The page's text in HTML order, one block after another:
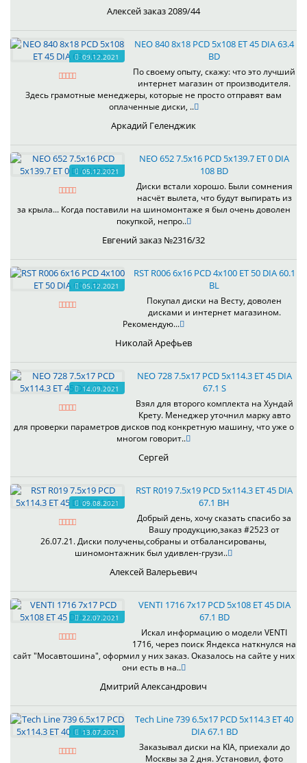
Алексей заказ 2089/44
09.12.2021
NEO 840 8x18 PCD 5x108 ET 45 DIA 63.4
BD
По своему опыту, скажу: что это лучший
интернет магазин от производителя.
Здесь грамотные менеджеры, которые не просто отправят вам
оплаченные диски, ..
Аркадий Геленджик
05.12.2021
NEO 652 7.5x16 PCD 5x139.7 ET 0 DIA
108 BD
Диски встали хорошо. Были сомнения
насчёт вылета, что будут выпирать из
за крыла... Когда поставили на шиномонтаже я был очень доволен
покупкой, непро..
Евгений заказ №2316/32
05.12.2021
RST R006 6x16 PCD 4x100 ET 50 DIA 60.1
BL
Покупал диски на Весту, доволен
дисками и интернет магазином.
Рекомендую...
Николай Арефьев
14.09.2021
NEO 728 7.5x17 PCD 5x114.3 ET 45 DIA
67.1 S
Взял для второго комплекта на Хундай
Крету. Менеджер уточнил марку авто
для проверки параметров дисков под конкретную машину, что уже о
многом говорит..
Сергей
09.08.2021
RST R019 7.5x19 PCD 5x114.3 ET 45 DIA
67.1 BH
Добрый день, хочу сказать спасибо за
Вашу продукцию,заказ #2523 от
26.07.21. Диски получены,собраны и отбалансированы,
шиномонтажник был удивлен-грузи..
Алексей Валерьевич
22.07.2021
VENTI 1716 7x17 PCD 5x108 ET 45 DIA
67.1 BD
Искал информацию о модели VENTI
1716, через поиск Яндекса наткнулся на
сайт "Мосавтошина", оформил у них заказ. Оказалось на сайте у них
они есть в на..
Дмитрий Александрович
13.07.2021
Tech Line 739 6.5x17 PCD 5x114.3 ET 40
DIA 67.1 BD
Заказывал диски на KIA, приехали до
Москвы за 2 дня. Установил, фото